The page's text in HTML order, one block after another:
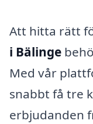
Att hitta rätt
i Bälinge
Med vår
snabbt få tre
erbjudanden